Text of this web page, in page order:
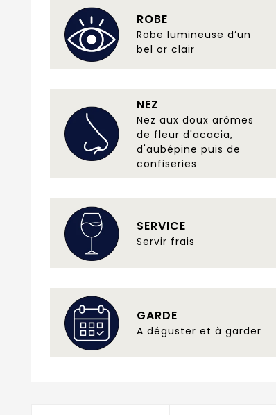
ROBE
Robe lumineuse d’un
bel or clair
NEZ
Nez aux doux arômes
de fleur d'acacia,
d'aubépine puis de
confiseries
SERVICE
Servir frais
GARDE
A déguster et à garder